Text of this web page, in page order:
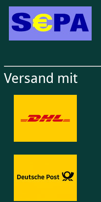
Versand mit